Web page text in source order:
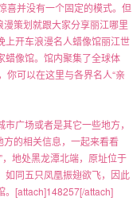
喜并没有一个固定的模式。但
策划就跟大家分享丽江哪里
上开车浪漫名人蜡像馆丽江世
蜡像馆。馆内聚集了全球体
你可以在这里与各界名人“亲
广场或者是其它一些地方，
的相关信息，一起来看看
地处黑龙潭北端，原址位于
如同五只凤凰振翅欲飞，因此
。[attach]148257[/attach]